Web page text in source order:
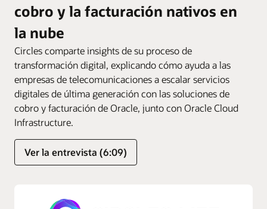
cobro y la facturación nativos en
la nube
Circles comparte insights de su proceso de
transformación digital, explicando cómo ayuda a las
empresas de telecomunicaciones a escalar servicios
digitales de última generación con las soluciones de
cobro y facturación de Oracle, junto con Oracle Cloud
Infrastructure.
Ver la entrevista (6:09)